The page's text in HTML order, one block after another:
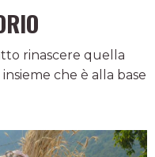
rinascere quella
che è alla base